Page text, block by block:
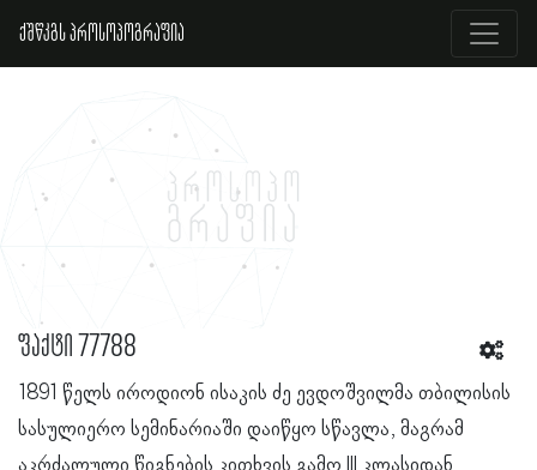
ქშწკგს პროსოპოგრაფია
ფაქტი 77788
1891 წელს იროდიონ ისაკის ძე ევდოშვილმა თბილისის
სასულიერო სემინარიაში დაიწყო სწავლა, მაგრამ
აკრძალული წიგნების კითხვის გამო III კლასიდან